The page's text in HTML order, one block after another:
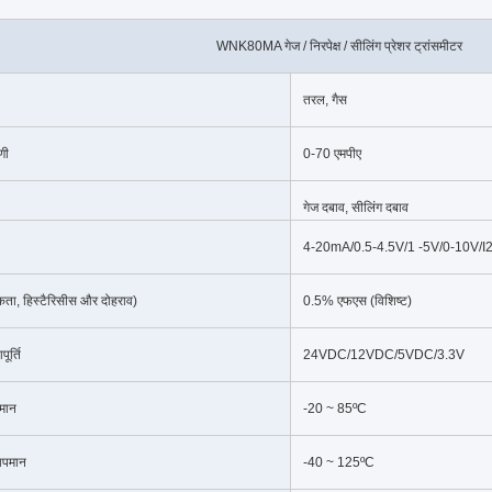
WNK80MA गेज / निरपेक्ष / सीलिंग प्रेशर ट्रांसमीटर
तरल, गैस
0-70 एमपीए
गेज दबाव, सीलिंग दबाव
4-20mA/0.5-4.5V/1 -5V/0-10V/
हिस्टैरिसीस और दोहराव) 0.5% एफएस (विशिष्ट)
24VDC/12VDC/5VDC/3.3V
-20 ~ 85ºC
-40 ~ 125ºC